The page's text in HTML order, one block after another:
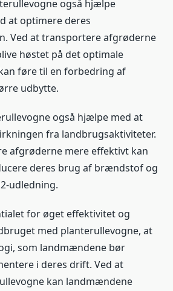
også hjælpe
at optimere deres
Ved at transportere afgrøderne
høstet på det optimale
føre til en forbedring af
udbytte.
også hjælpe med at
fra landbrugsaktiviteter.
afgrøderne mere effektivt kan
deres brug af brændstof og
udledning.
for øget effektivitet og
med planterullevogne, at
som landmændene bør
i deres drift. Ved at
kan landmændene